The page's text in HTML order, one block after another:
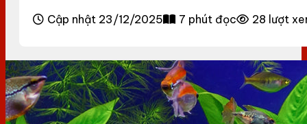
Cập nhật 23/12/2025 7 phút đọc 28 lượt